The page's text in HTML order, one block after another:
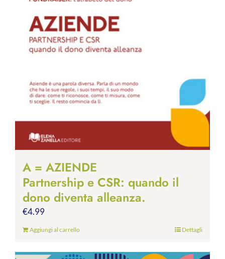
A = AZIENDE
Partnership e CSR: quando il
dono diventa alleanza.
€4.99
Aggiungi al carrello Dettagli